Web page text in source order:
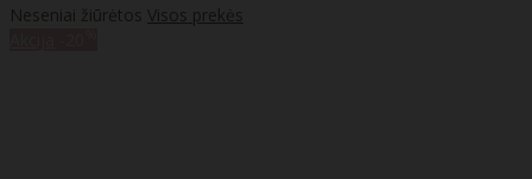
Neseniai žiūrėtos Visos prekės